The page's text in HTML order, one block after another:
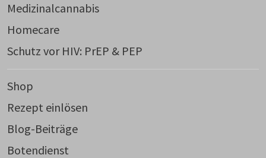
Medizinalcannabis
Homecare
Schutz vor HIV: PrEP & PEP
Shop
Rezept einlösen
Blog-Beiträge
Botendienst